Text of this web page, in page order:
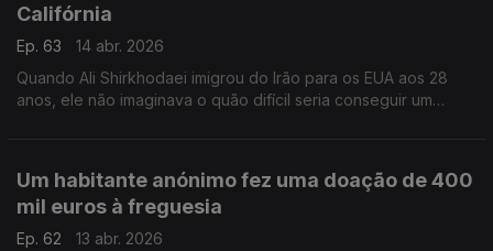
Califórnia
Ep. 63
14 abr. 2026
Quando Ali Shirkhodaei imigrou do Irão para os EUA aos 28
anos, ele não imaginava o quão difícil seria conseguir um
Um habitante anónimo fez uma doação de 400
mil euros à freguesia
Ep. 62
13 abr. 2026